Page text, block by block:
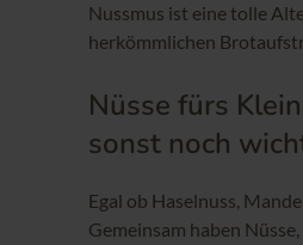
Nussmus ist eine tolle
herkömmlichen
Nüsse fürs
sonst noch
Egal ob Haselnuss,
Gemeinsam haben